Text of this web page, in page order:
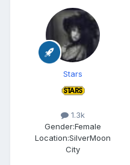
Stars
1.3k
Gender:Female
Location:SilverMoon
City